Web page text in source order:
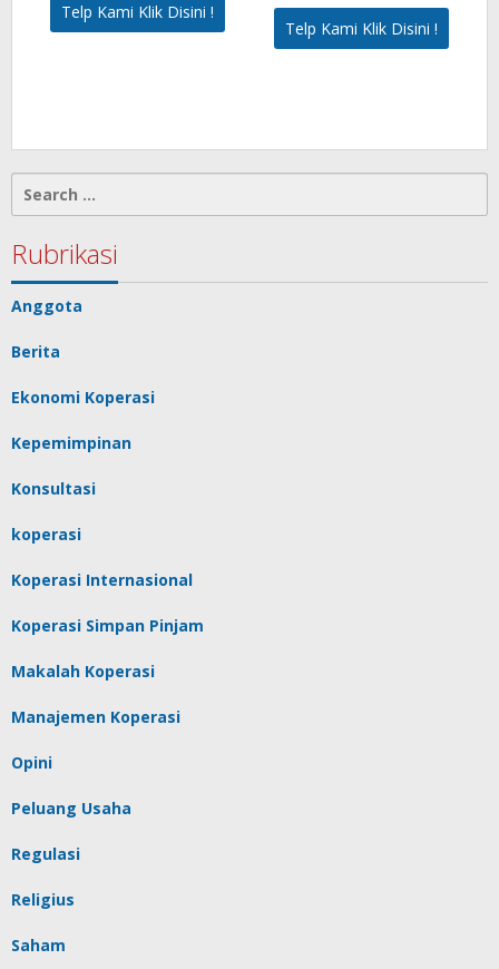
Telp Kami Klik Disini !
Telp Kami Klik Disini !
for:
Rubrikasi
Anggota
Berita
Ekonomi Koperasi
Kepemimpinan
Konsultasi
koperasi
Koperasi Internasional
Koperasi Simpan Pinjam
Makalah Koperasi
Manajemen Koperasi
Opini
Peluang Usaha
Regulasi
Religius
Saham